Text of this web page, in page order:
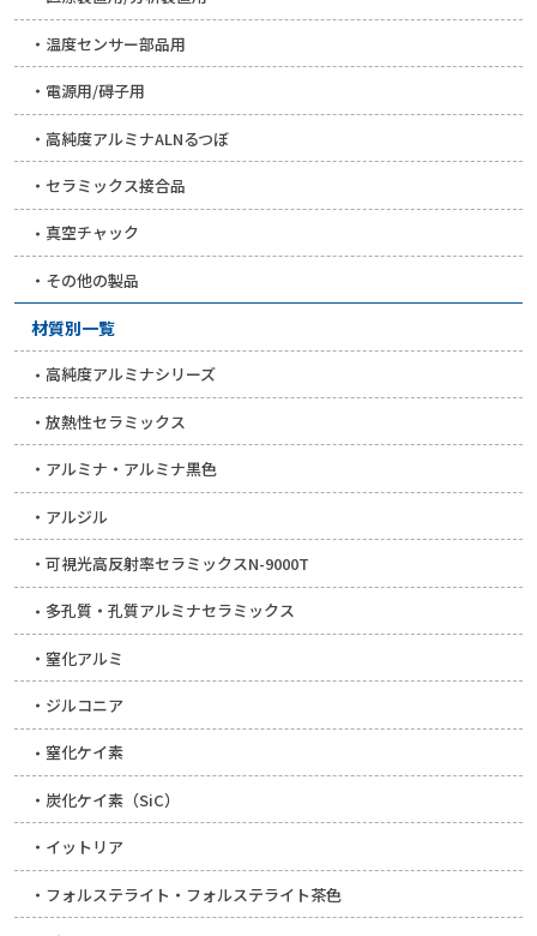
温度センサー部品用
電源用/碍子用
高純度アルミナALNるつぼ
セラミックス接合品
真空チャック
その他の製品
材質別一覧
高純度アルミナシリーズ
放熱性セラミックス
アルミナ・アルミナ黒色
アルジル
可視光高反射率セラミックスN-9000T
多孔質・孔質アルミナセラミックス
窒化アルミ
ジルコニア
窒化ケイ素
炭化ケイ素（SiC）
イットリア
フォルステライト・フォルステライト茶色